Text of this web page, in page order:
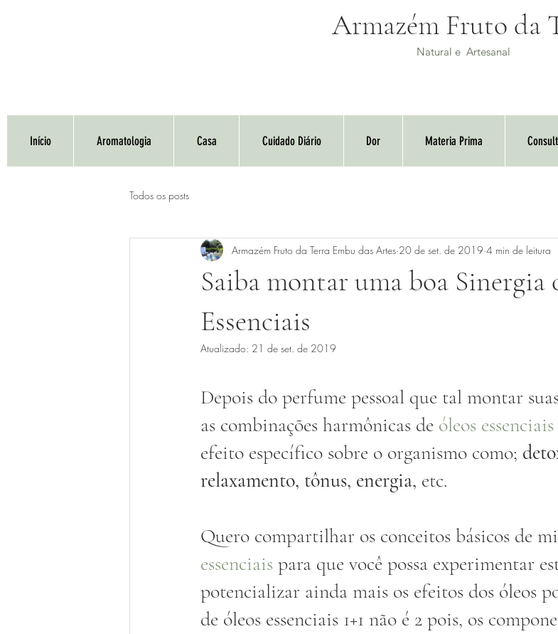
Armazém Fruto da
Natural e Artesanal
Início Aromatologia Casa Cuidado Diário Dor Materia Prima
Todos os posts
Saiba montar uma boa Sinergia
Essenciais
Armazém Fruto da Terra Embu das Artes 20 de set. de 2019 4 min de leitura
Atualizado: 21 de set. de 2019
Depois do perfume pessoal que tal montar suas
as combinações harmônicas de óleos essenciais
efeito específico sobre o organismo como;
relaxamento, tônus, energia, etc.
Quero compartilhar os conceitos básicos de
essenciais para que você possa experimentar
potencializar ainda mais os efeitos dos óleos
de óleos essenciais 1+1 não é 2 pois, os